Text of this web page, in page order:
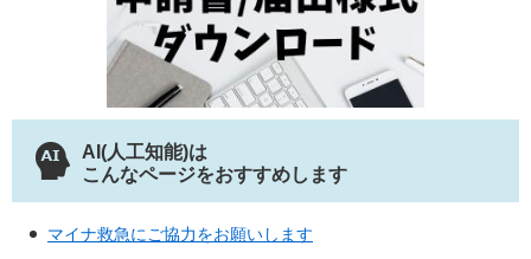
AI(人工知能)は
こんなページをおすすめします
マイナ救急にご協力をお願いします